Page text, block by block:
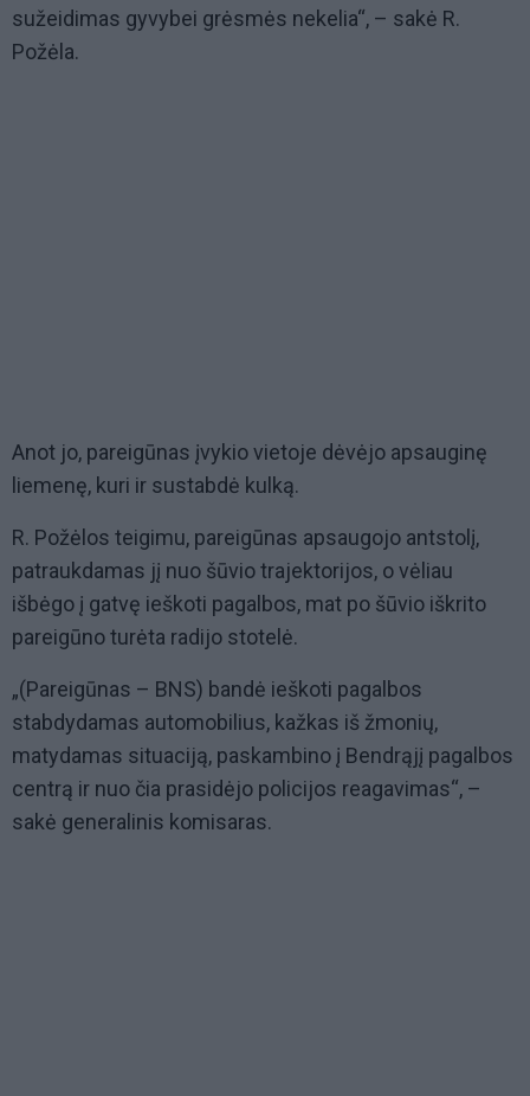
sužeidimas gyvybei grėsmės nekelia“, – sakė R.
Požėla.
Anot jo, pareigūnas įvykio vietoje dėvėjo apsauginę
liemenę, kuri ir sustabdė kulką.
R. Požėlos teigimu, pareigūnas apsaugojo antstolį,
patraukdamas jį nuo šūvio trajektorijos, o vėliau
išbėgo į gatvę ieškoti pagalbos, mat po šūvio iškrito
pareigūno turėta radijo stotelė.
„(Pareigūnas – BNS) bandė ieškoti pagalbos
stabdydamas automobilius, kažkas iš žmonių,
matydamas situaciją, paskambino į Bendrąjį pagalbos
centrą ir nuo čia prasidėjo policijos reagavimas“, –
sakė generalinis komisaras.